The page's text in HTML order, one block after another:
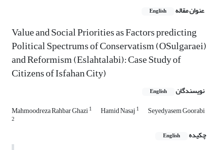
عنوان مقاله English
Value and Social Priorities as Factors predicting
Political Spectrums of Conservatism (OSulgaraei)
and Reformism (Eslahtalabi): Case Study of
Citizens of Isfahan City)
نویسندگان English
Mahmoodreza Rahbar Ghazi1 Hamid Nasaj 1 Seyedyasem Goorabi
2
چکیده English